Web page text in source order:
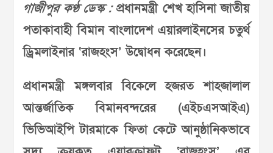
গাজীপুর কণ্ঠ ডেস্ক :প্রধানমন্ত্রী শেখ হাসিনা জাতীয়
পতাকাবাহী বিমান বাংলাদেশ এয়ারলাইনসের চতুর্থ
ড্রিমলাইনার ‘রাজহংস’ উদ্বোধন করেছেন।
প্রধানমন্ত্রী মঙ্গলবার বিকেলে হজরত শাহজালাল
আন্তর্জাতিক বিমানবন্দরের (এইচএসআইএ)
ভিভিআইপি টারমাকে ফিতা কেটে আনুষ্ঠানিকভাবে